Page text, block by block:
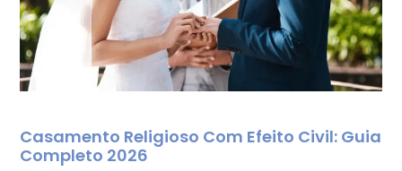
Casamento Religioso Com Efeito Civil: Guia
Completo 2026